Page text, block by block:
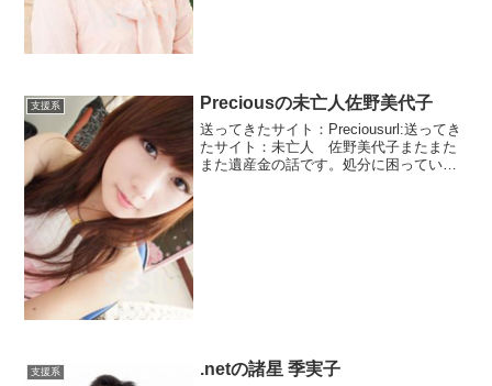
支援系 Preciousの未亡人佐野美代子
送ってきたサイト：Preciousurl:送ってき
たサイト：未亡人 佐野美代子またまた
また遺産金の話です。処分に困っている
支援系 .netの諸星 季実子